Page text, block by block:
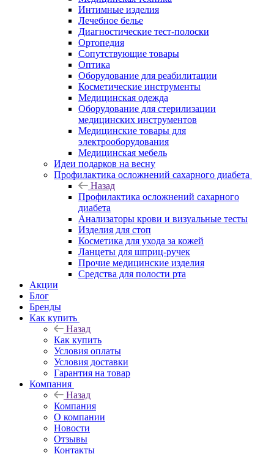
Интимные изделия
Лечебное белье
Диагностические тест-полоски
Ортопедия
Сопутствующие товары
Оптика
Оборудование для реабилитации
Косметические инструменты
Медицинская одежда
Оборудование для стерилизации
медицинских инструментов
Медицинские товары для
электрооборудования
Медицинская мебель
Идеи подарков на весну
Профилактика осложнений сахарного диабета
Назад
Профилактика осложнений сахарного
диабета
Анализаторы крови и визуальные тесты
Изделия для стоп
Косметика для ухода за кожей
Ланцеты для шприц-ручек
Прочие медицинские изделия
Средства для полости рта
Акции
Блог
Бренды
Как купить
Назад
Как купить
Условия оплаты
Условия доставки
Гарантия на товар
Компания
Назад
Компания
О компании
Новости
Отзывы
Контакты